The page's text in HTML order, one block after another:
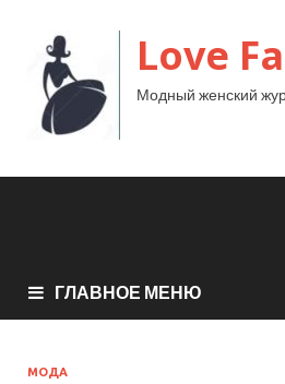
Love
Модный женский
ГЛАВНОЕ МЕНЮ
МОДА